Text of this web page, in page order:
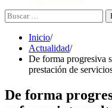
Buscar:
Inicio
Actualidad
De forma progresiva
prestación de
De forma